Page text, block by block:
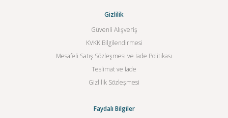
Gizlilik
Güvenli Alışveriş
KVKK Bilgilendirmesi
Mesafeli Satış Sözleşmesi ve İade Politikası
Teslimat ve İade
Gizlilik Sözleşmesi
Faydalı Bilgiler